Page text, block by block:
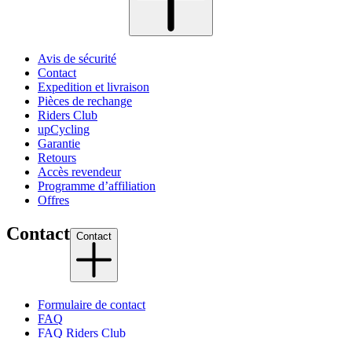
Avis de sécurité
Contact
Expedition et livraison
Pièces de rechange
Riders Club
upCycling
Garantie
Retours
Accès revendeur
Programme d’affiliation
Offres
Contact Contact
Formulaire de contact
FAQ
FAQ Riders Club